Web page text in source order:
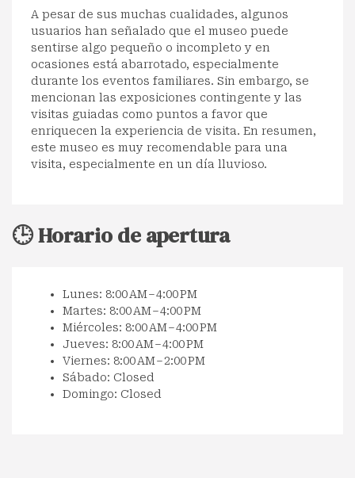
A pesar de sus muchas cualidades, algunos
usuarios han señalado que el museo puede
sentirse algo pequeño o incompleto y en
ocasiones está abarrotado, especialmente
durante los eventos familiares. Sin embargo, se
mencionan las exposiciones contingente y las
visitas guiadas como puntos a favor que
enriquecen la experiencia de visita. En resumen,
este museo es muy recomendable para una
visita, especialmente en un día lluvioso.
🕒 Horario de apertura
Lunes: 8:00 AM – 4:00 PM
Martes: 8:00 AM – 4:00 PM
Miércoles: 8:00 AM – 4:00 PM
Jueves: 8:00 AM – 4:00 PM
Viernes: 8:00 AM – 2:00 PM
Sábado: Closed
Domingo: Closed